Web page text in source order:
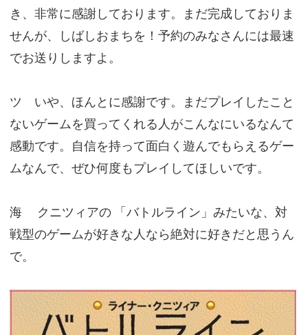
き、非常に感謝しております。まだ完成しておりま
せんが、しばしおまちを！予約のみなさんには最速
でお送りしますよ。
ツ いや、ほんとに感謝です。まだプレイしたこと
ないゲームを買ってくれる人がこんなにいるなんて
感動です。自信を持って面白く遊んでもらえるゲー
ムなんで、ぜひ何度もプレイしてほしいです。
海 クニツィアの
「バトルライン」みたいな、対
戦型のゲームが好きな人なら絶対に好きだと思うん
で。